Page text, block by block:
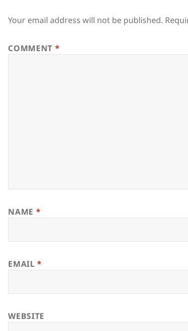
Your email address will not be published.
COMMENT *
NAME *
EMAIL*
WEBSITE